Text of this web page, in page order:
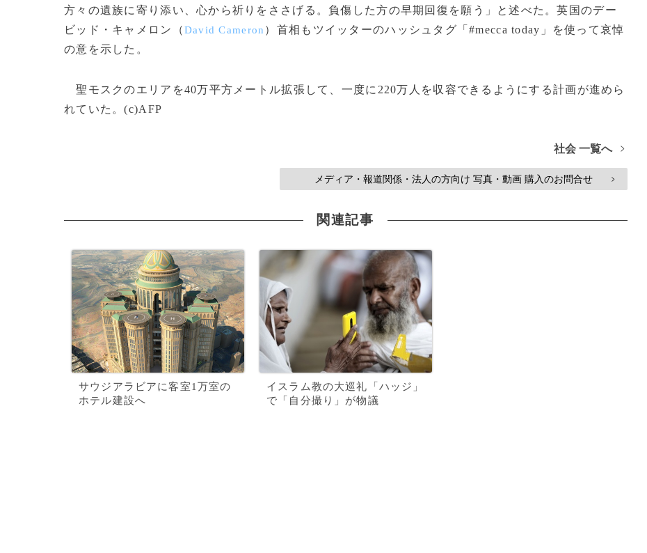
方々の遺族に寄り添い、心から祈りをささげる。負傷した方の早期回復を願う」と述べた。英国のデー
ビッド・キャメロン（David Cameron ）首相もツイッターのハッシュタグ「#mecca today」を使って哀悼
の意を示した。
聖モスクのエリアを40万平方メートル拡張して、一度に220万人を収容できるようにする計画が進めら
れていた。(c)AFP
社会 一覧へ >
メディア・報道関係・法人の方向け 写真・動画 購入のお問合せ >
関連記事
サウジアラビアに客室1万室の
ホテル建設へ
イスラム教の大巡礼「ハッジ」
で「自分撮り」が物議